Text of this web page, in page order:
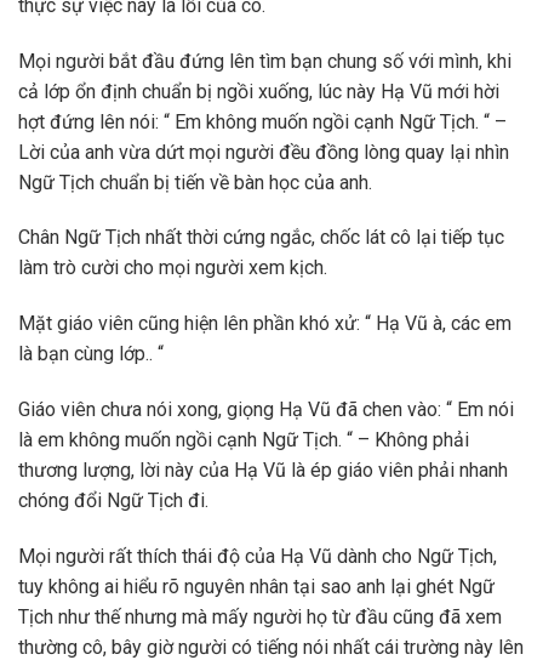
thực sự việc này là lỗi của cô.
Mọi người bắt đầu đứng lên tìm bạn chung số với mình, khi
cả lớp ổn định chuẩn bị ngồi xuống, lúc này Hạ Vũ mới hời
hợt đứng lên nói: “ Em không muốn ngồi cạnh Ngữ Tịch. “ –
Lời của anh vừa dứt mọi người đều đồng lòng quay lại nhìn
Ngữ Tịch chuẩn bị tiến về bàn học của anh.
Chân Ngữ Tịch nhất thời cứng ngắc, chốc lát cô lại tiếp tục
làm trò cười cho mọi người xem kịch.
Mặt giáo viên cũng hiện lên phần khó xử: “ Hạ Vũ à, các em
là bạn cùng lớp.. “
Giáo viên chưa nói xong, giọng Hạ Vũ đã chen vào: “ Em nói
là em không muốn ngồi cạnh Ngữ Tịch. “ – Không phải
thương lượng, lời này của Hạ Vũ là ép giáo viên phải nhanh
chóng đổi Ngữ Tịch đi.
Mọi người rất thích thái độ của Hạ Vũ dành cho Ngữ Tịch,
tuy không ai hiểu rõ nguyên nhân tại sao anh lại ghét Ngữ
Tịch như thế nhưng mà mấy người họ từ đầu cũng đã xem
thường cô, bây giờ người có tiếng nói nhất cái trường này lên